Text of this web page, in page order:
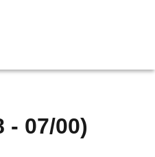
- 07/00)